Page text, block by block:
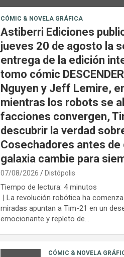
CÓMIC & NOVELA GRÁFICA
Astiberri Ediciones
jueves 20 de agosto la
entrega de la edición
tomo cómic
Nguyen y Jeff Lemire,
mientras los robots se
facciones convergen,
descubrir la verdad
Cosechadores antes de
galaxia cambie para
07/08/2026 Distópolis
Tiempo de lectura: 4 minutos
| La revolución robótica ha
miradas apuntan a Tim-21 en un
emocionante y repleto de…
CÓMIC & NOVELA